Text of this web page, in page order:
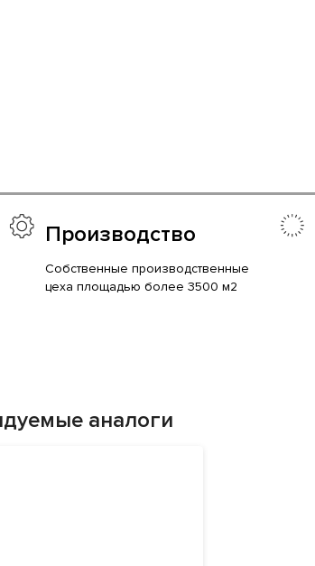
Производство
Собственные производственные
цеха площадью более 3500 м2
аналоги